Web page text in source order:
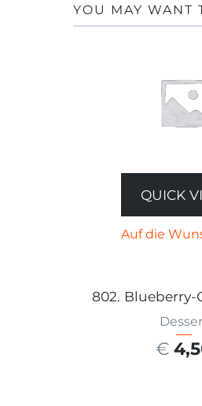
YOU MAY WANT
QUICK
Auf die
802. Blueberry-
€